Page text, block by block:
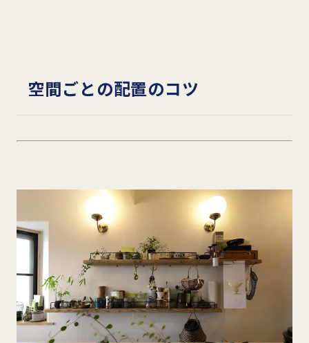
空間ごとの配置のコツ